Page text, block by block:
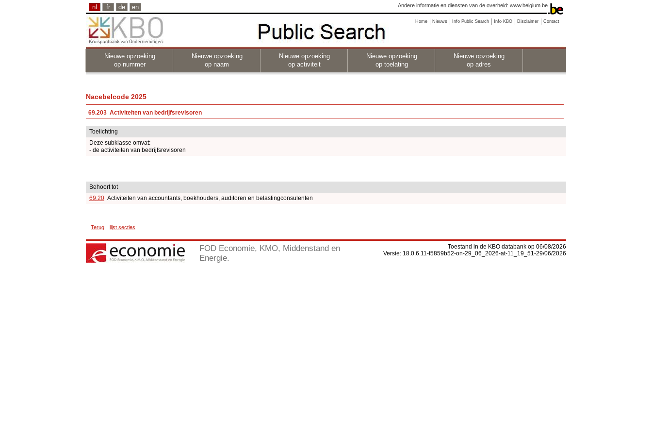
nl fr de en Andere informatie en diensten van de overheid: www.belgium.be
Home Nieuws Info Public Search Info KBO Disclaimer Contact
Nieuwe opzoeking
op nummer
Nieuwe opzoeking
op naam
Nieuwe opzoeking
op activiteit
Nieuwe opzoeking
op toelating
Nieuwe opzoeking
op adres
Nacebelcode 2025
69.203 Activiteiten van bedrijfsrevisoren
Toelichting
Deze subklasse omvat:
- de activiteiten van bedrijfsrevisoren
Behoort tot
69.20 Activiteiten van accountants, boekhouders, auditoren en belastingconsulenten
Terug lijst secties
FOD Economie, KMO, Middenstand en
Energie.
Toestand in de KBO databank op 06/08/2026
Versie: 18.0.6.11-f5859b52-on-29_06_2026-at-11_19_51-29/06/2026